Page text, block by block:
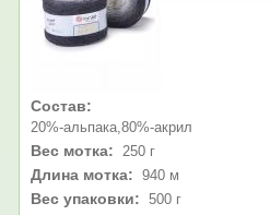
Состав:
20%-альпака,80%-акрил
Вес мотка: 250 г
Длина мотка: 940 м
Вес упаковки: 500 г